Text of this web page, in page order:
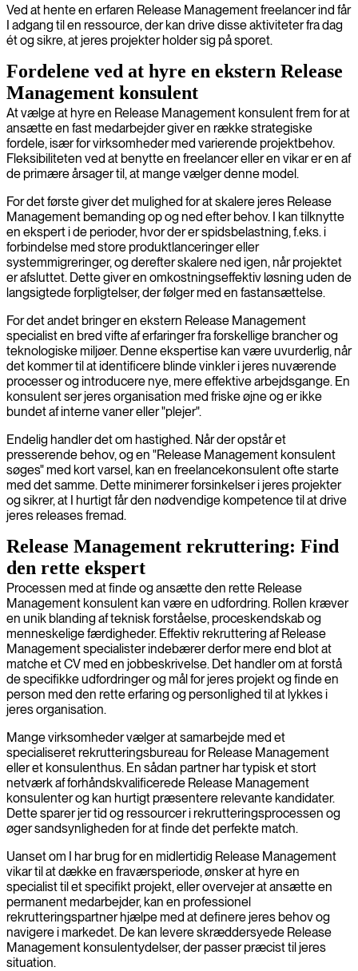
Ved at hente en erfaren Release Management freelancer ind får
I adgang til en ressource, der kan drive disse aktiviteter fra dag
ét og sikre, at jeres projekter holder sig på sporet.
Fordelene ved at hyre en ekstern Release
Management konsulent
At vælge at hyre en Release Management konsulent frem for at
ansætte en fast medarbejder giver en række strategiske
fordele, især for virksomheder med varierende projektbehov.
Fleksibiliteten ved at benytte en freelancer eller en vikar er en af
de primære årsager til, at mange vælger denne model.
For det første giver det mulighed for at skalere jeres Release
Management bemanding op og ned efter behov. I kan tilknytte
en ekspert i de perioder, hvor der er spidsbelastning, f.eks. i
forbindelse med store produktlanceringer eller
systemmigreringer, og derefter skalere ned igen, når projektet
er afsluttet. Dette giver en omkostningseffektiv løsning uden de
langsigtede forpligtelser, der følger med en fastansættelse.
For det andet bringer en ekstern Release Management
specialist en bred vifte af erfaringer fra forskellige brancher og
teknologiske miljøer. Denne ekspertise kan være uvurderlig, når
det kommer til at identificere blinde vinkler i jeres nuværende
processer og introducere nye, mere effektive arbejdsgange. En
konsulent ser jeres organisation med friske øjne og er ikke
bundet af interne vaner eller "plejer".
Endelig handler det om hastighed. Når der opstår et
presserende behov, og en "Release Management konsulent
søges" med kort varsel, kan en freelancekonsulent ofte starte
med det samme. Dette minimerer forsinkelser i jeres projekter
og sikrer, at I hurtigt får den nødvendige kompetence til at drive
jeres releases fremad.
Release Management rekruttering: Find
den rette ekspert
Processen med at finde og ansætte den rette Release
Management konsulent kan være en udfordring. Rollen kræver
en unik blanding af teknisk forståelse, proceskendskab og
menneskelige færdigheder. Effektiv rekruttering af Release
Management specialister indebærer derfor mere end blot at
matche et CV med en jobbeskrivelse. Det handler om at forstå
de specifikke udfordringer og mål for jeres projekt og finde en
person med den rette erfaring og personlighed til at lykkes i
jeres organisation.
Mange virksomheder vælger at samarbejde med et
specialiseret rekrutteringsbureau for Release Management
eller et konsulenthus. En sådan partner har typisk et stort
netværk af forhåndskvalificerede Release Management
konsulenter og kan hurtigt præsentere relevante kandidater.
Dette sparer jer tid og ressourcer i rekrutteringsprocessen og
øger sandsynligheden for at finde det perfekte match.
Uanset om I har brug for en midlertidig Release Management
vikar til at dække en fraværsperiode, ønsker at hyre en
specialist til et specifikt projekt, eller overvejer at ansætte en
permanent medarbejder, kan en professionel
rekrutteringspartner hjælpe med at definere jeres behov og
navigere i markedet. De kan levere skræddersyede Release
Management konsulentydelser, der passer præcist til jeres
situation.